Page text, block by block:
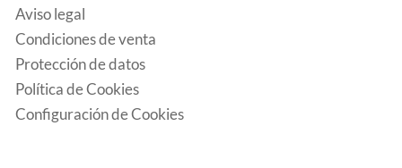
Aviso legal
Condiciones de venta
Protección de datos
Política de Cookies
Configuración de Cookies